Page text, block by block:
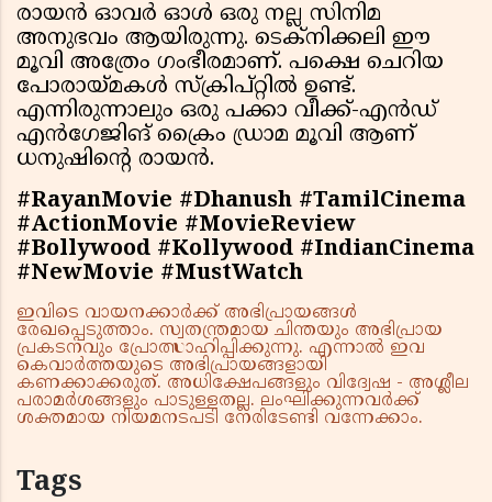
രായൻ ഓവർ ഓൾ ഒരു നല്ല സിനിമ
അനുഭവം ആയിരുന്നു. ടെക്നിക്കലി ഈ
മൂവി അത്രേം ഗംഭീരമാണ്. പക്ഷെ ചെറിയ
പോരായ്മകൾ സ്ക്രിപ്റ്റിൽ ഉണ്ട്.
എന്നിരുന്നാലും ഒരു പക്കാ വീക്ക്‌-എൻഡ്
എൻഗേജിങ് ക്രൈം ഡ്രാമ മൂവി ആണ്
ധനുഷിന്റെ രായൻ.
#RayanMovie #Dhanush #TamilCinema
#ActionMovie #MovieReview
#Bollywood #Kollywood #IndianCinema
#NewMovie #MustWatch
ഇവിടെ വായനക്കാർക്ക് അഭിപ്രായങ്ങൾ
രേഖപ്പെടുത്താം. സ്വതന്ത്രമായ ചിന്തയും അഭിപ്രായ
പ്രകടനവും പ്രോത്സാഹിപ്പിക്കുന്നു. എന്നാൽ ഇവ
കെവാർത്തയുടെ അഭിപ്രായങ്ങളായി
കണക്കാക്കരുത്. അധിക്ഷേപങ്ങളും വിദ്വേഷ - അശ്ലീല
പരാമർശങ്ങളും പാടുള്ളതല്ല. ലംഘിക്കുന്നവർക്ക്
ശക്തമായ നിയമനടപടി നേരിടേണ്ടി വന്നേക്കാം.
Tags